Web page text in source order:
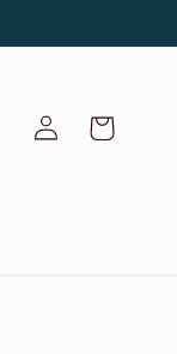
ConnexionPanier